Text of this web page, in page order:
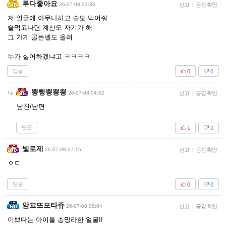
루다좋아요 26-07-08 03:36 신고 | 공감 확인
저 얼굴에 아무나하고 술도 먹어줘
술먹고나면 계산도 자기가 해
그 가게 골든벨도 울려
누가 싫어하겠냐고 ㅋㅋㅋㅋ
답글 0
0
뿡빵뿡뿡뿡 26-07-08 04:52 신고 | 공감 확인
남친/남편
답글 0
1
빛로제 26-07-08 07:15 신고 | 공감 확인
ㅇㄷ
답글 0
0
암꼬또모타쥬 26-07-08 08:04 신고 | 공감 확인
이쁘다는 아이돌 총망라한 얼굴!!